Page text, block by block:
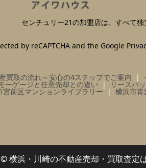
センチュリー21の加盟店は、すべて独
by reCAPTCHA and the Google
買取の流れ～安心の4ステップでご案内
ーゲージと任意売却との違い リースバ
宮前区マンションライブラリー 横浜市青
横浜・川崎の不動産売却・買取査定